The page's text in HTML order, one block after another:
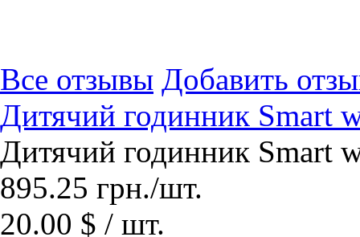
Все отзывы Добавить
Дитячий годинник Smart
Дитячий годинник Smart
895.25 грн./шт.
20.00 $ / шт.